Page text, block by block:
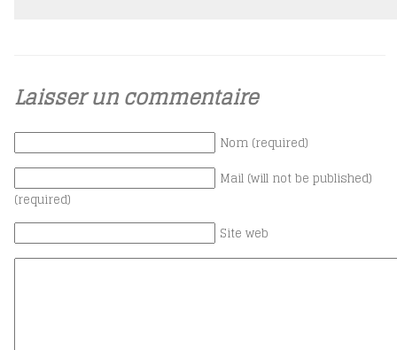
Laisser un commentaire
Nom (required)
Mail (will not be published)
(required)
Site web